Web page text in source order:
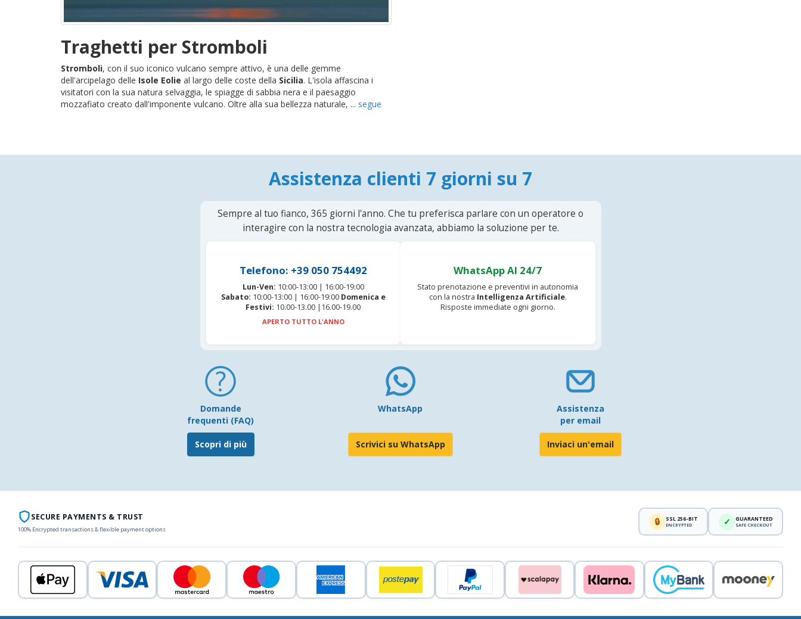
Traghetti per Stromboli
Stromboli, con il suo iconico vulcano sempre attivo, è una delle gemme
dell'arcipelago delle Isole Eolie al largo delle coste della Sicilia. L'isola affascina i
visitatori con la sua natura selvaggia, le spiagge di sabbia nera e il paesaggio
mozzafiato creato dall'imponente vulcano. Oltre alla sua bellezza naturale, ... segue
Assistenza clienti 7 giorni su 7
Sempre al tuo fianco, 365 giorni l'anno. Che tu preferisca parlare con un operatore o
interagire con la nostra tecnologia avanzata, abbiamo la soluzione per te.
Telefono: +39 050 754492
Lun-Ven: 10:00-13:00 | 16:00-19:00
Sabato: 10:00-13:00 | 16:00-19:00 Domenica e
Festivi: 10.00-13.00 |16.00-19.00
APERTO TUTTO L'ANNO
WhatsApp AI 24/7
Stato prenotazione e preventivi in autonomia
con la nostra Intelligenza Artificiale.
Risposte immediate ogni giorno.
Domande
frequenti (FAQ)
Scopri di più
WhatsApp
Scrivici su WhatsApp
Assistenza
per email
Inviaci un'email
SECURE PAYMENTS & TRUST
100% Encrypted transactions & flexible payment options
🔒 SSL 256-BIT
ENCRYPTED ✓ GUARANTEED
SAFE CHECKOUT